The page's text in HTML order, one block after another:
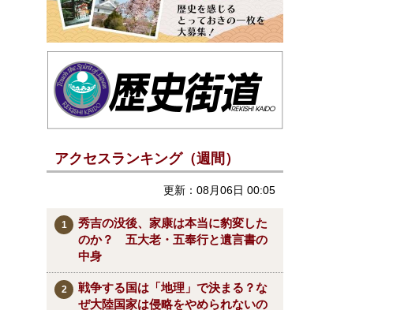
アクセスランキング（週間）
更新：08月06日 00:05
秀吉の没後、家康は本当に豹変した
のか？ 五大老・五奉行と遺言書の
中身
戦争する国は「地理」で決まる？な
ぜ大陸国家は侵略をやめられないの